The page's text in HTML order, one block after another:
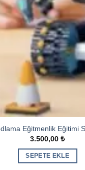
Eğitmenlik Eğitimi
3.500,00₺
SEPETE EKLE